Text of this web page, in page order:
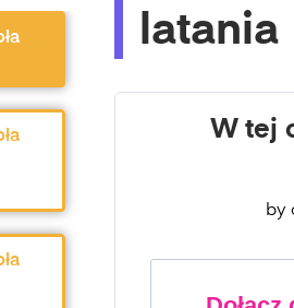
latania
W tej
by